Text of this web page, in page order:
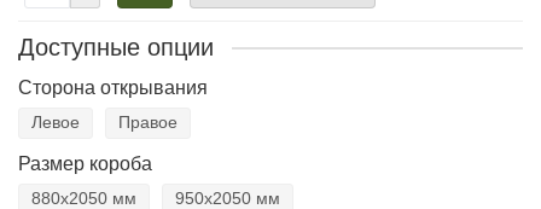
Доступные опции
Сторона открывания
Левое Правое
Размер короба
880х2050 мм 950х2050 мм